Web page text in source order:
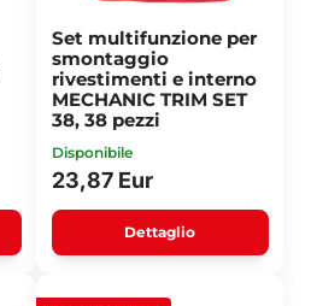
Set multifunzione per
smontaggio
rivestimenti e interno
MECHANIC TRIM SET
38, 38 pezzi
Disponibile
23,87 Eur
Dettaglio